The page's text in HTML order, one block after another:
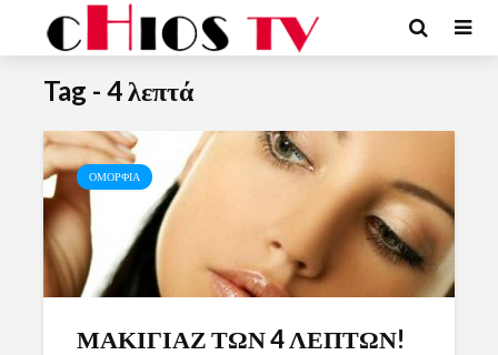
Tag - 4 λεπτά
ΟΜΟΡΦΙΑ
ΜΑΚΙΓΙΑΖ ΤΩΝ 4 ΛΕΠΤΩΝ!